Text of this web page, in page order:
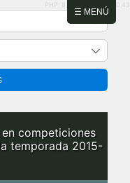
☰ MENÚ
PHP: 8.2.31 | MySQL: 8.0.43
competiciones
temporada 2015-